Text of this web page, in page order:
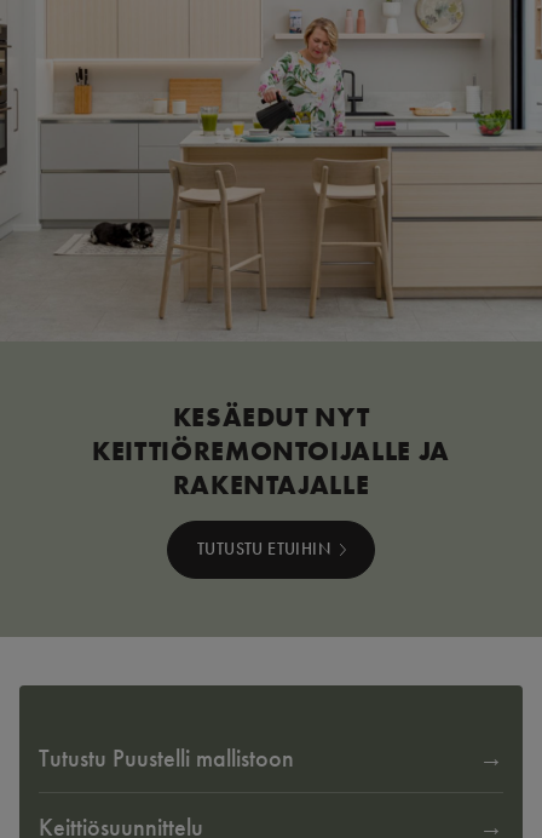
KESÄEDUT NYT
KEITTIÖREMONTOIJALLE JA
RAKENTAJALLE
TUTUSTU ETUIHIN
Tutustu Puustelli mallistoon
Keittiösuunnittelu